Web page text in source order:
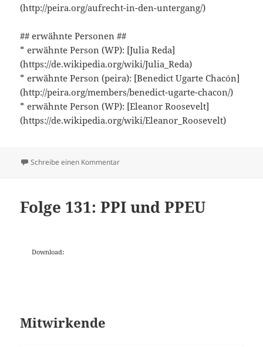
(http://peira.org/aufrecht-in-den-untergang/)
## erwähnte Personen ##
* erwähnte Person (WP): [Julia Reda]
(https://de.wikipedia.org/wiki/Julia_Reda)
* erwähnte Person (peira): [Benedict Ugarte Chacón]
(http://peira.org/members/benedict-ugarte-chacon/)
* erwähnte Person (WP): [Eleanor Roosevelt]
(https://de.wikipedia.org/wiki/Eleanor_Roosevelt)
Schreibe einen Kommentarzu Folge 132: Peira
Folge 131: PPI und PPEU
Download:
Mitwirkende